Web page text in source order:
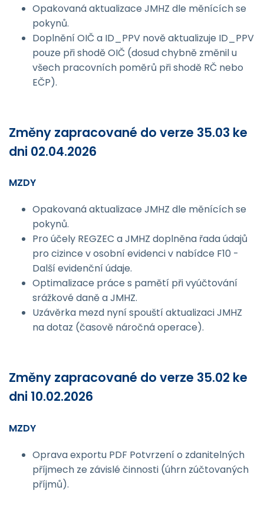
Opakovaná aktualizace JMHZ dle měnících se
pokynů.
Doplnění OIČ a ID_PPV nově aktualizuje ID_PPV
pouze při shodě OIČ (dosud chybně změnil u
všech pracovních poměrů při shodě RČ nebo
EČP).
Změny zapracované do verze 35.03 ke
dni 02.04.2026
MZDY
Opakovaná aktualizace JMHZ dle měnících se
pokynů.
Pro účely REGZEC a JMHZ doplněna řada údajů
pro cizince v osobní evidenci v nabídce F10 -
Další evidenční údaje.
Optimalizace práce s pamětí při vyúčtování
srážkové daně a JMHZ.
Uzávěrka mezd nyní spouští aktualizaci JMHZ
na dotaz (časově náročná operace).
Změny zapracované do verze 35.02 ke
dni 10.02.2026
MZDY
Oprava exportu PDF Potvrzení o zdanitelných
příjmech ze závislé činnosti (úhrn zúčtovaných
příjmů).